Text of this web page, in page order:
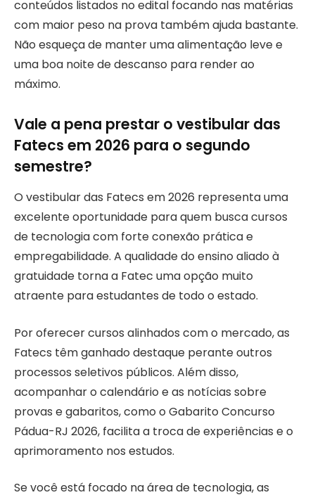
conteúdos listados no edital focando nas matérias
com maior peso na prova também ajuda bastante.
Não esqueça de manter uma alimentação leve e
uma boa noite de descanso para render ao
máximo.
Vale a pena prestar o vestibular das
Fatecs em 2026 para o segundo
semestre?
O vestibular das Fatecs em 2026 representa uma
excelente oportunidade para quem busca cursos
de tecnologia com forte conexão prática e
empregabilidade. A qualidade do ensino aliado à
gratuidade torna a Fatec uma opção muito
atraente para estudantes de todo o estado.
Por oferecer cursos alinhados com o mercado, as
Fatecs têm ganhado destaque perante outros
processos seletivos públicos. Além disso,
acompanhar o calendário e as notícias sobre
provas e gabaritos, como o Gabarito Concurso
Pádua-RJ 2026, facilita a troca de experiências e o
aprimoramento nos estudos.
Se você está focado na área de tecnologia, as